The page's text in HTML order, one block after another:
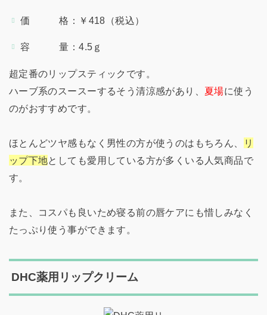
価 格：￥418（税込）
容 量：4.5ｇ
超定番のリップスティックです。
ハーブ系のスースーするそう清涼感があり、 夏場に使う
のがおすすめです。
ほとんどツヤ感もなく男性の方が使うのはもちろん、
リ
ップ下地としても愛用している方が多くいる人気商品で
す。
また、コスパも良いため寝る前の唇ケアにも惜しみなく
たっぷり使う事ができます。
DHC薬用リップクリーム